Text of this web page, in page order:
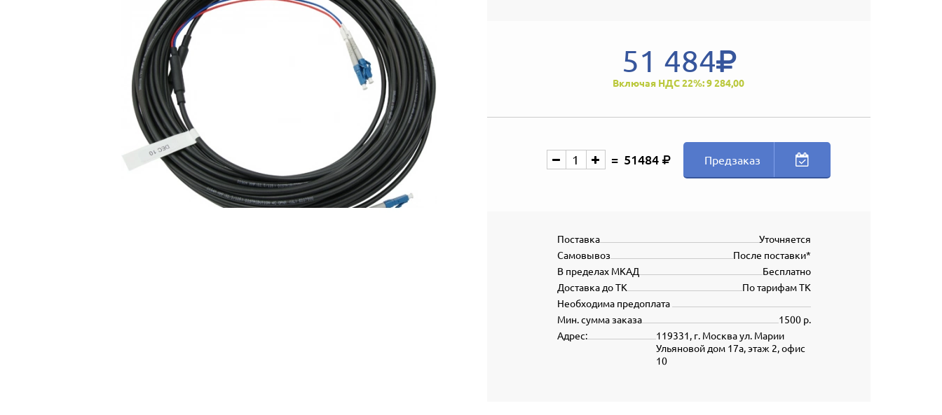
51 484
Включая НДС 22%: 9 284,00
51484 Предзаказ
Уточняется
Поставка
После поставки*
Самовывоз
Бесплатно
В пределах МКАД
По тарифам ТК
Доставка до ТК
Необходима предоплата
1500 р.
Мин. сумма заказа
119331, г. Москва ул. Марии
Ульяновой дом 17а, этаж 2, офис
10
Адрес: